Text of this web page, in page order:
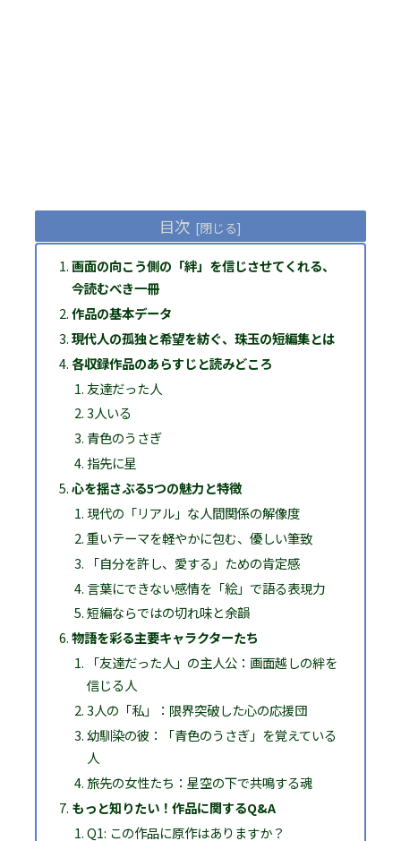
目次
画面の向こう側の「絆」を信じさせてくれる、
今読むべき一冊
作品の基本データ
現代人の孤独と希望を紡ぐ、珠玉の短編集とは
各収録作品のあらすじと読みどころ
友達だった人
3人いる
青色のうさぎ
指先に星
心を揺さぶる5つの魅力と特徴
現代の「リアル」な人間関係の解像度
重いテーマを軽やかに包む、優しい筆致
「自分を許し、愛する」ための肯定感
言葉にできない感情を「絵」で語る表現力
短編ならではの切れ味と余韻
物語を彩る主要キャラクターたち
「友達だった人」の主人公：画面越しの絆を
信じる人
3人の「私」：限界突破した心の応援団
幼馴染の彼：「青色のうさぎ」を覚えている
人
旅先の女性たち：星空の下で共鳴する魂
もっと知りたい！作品に関するQ&A
Q1: この作品に原作はありますか？